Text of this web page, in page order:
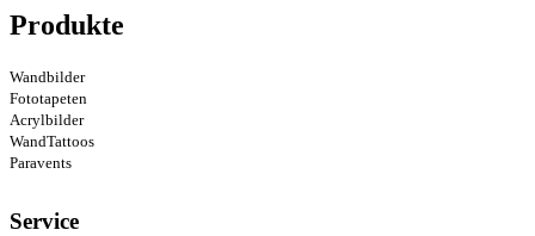
Produkte
Wandbilder
Fototapeten
Acrylbilder
WandTattoos
Paravents
Service